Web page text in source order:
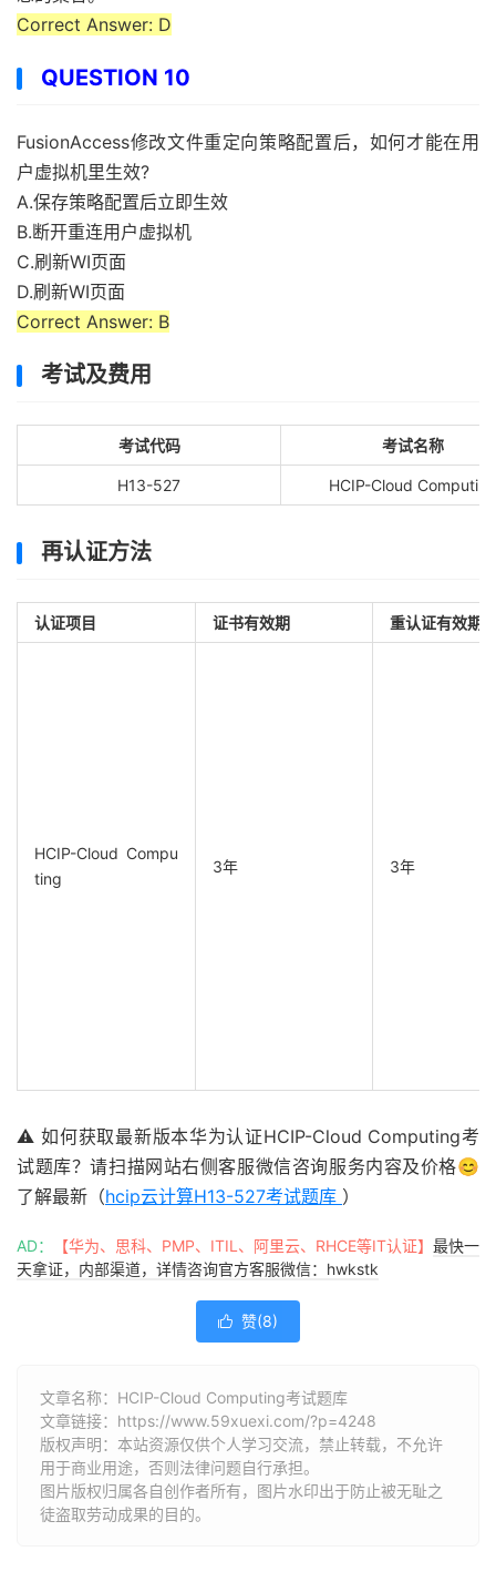
Correct Answer: D
QUESTION 10
FusionAccess修改文件重定向策略配置后，如何才能在用
户虚拟机里生效?
A.保存策略配置后立即生效
B.断开重连用户虚拟机
C.刷新WI页面
D.刷新WI页面
Correct Answer: B
考试及费用
考试代码 考试名称
H13-527 HCIP-Cloud Computing
再认证方法
认证项目 证书有效期 重认证有效期
HCIP-Cloud Compu
ting
3年 3年
⚠️ 如何获取最新版本华为认证HCIP-Cloud Computing考
试题库？请扫描网站右侧客服微信咨询服务内容及价格😊
了解最新（hcip云计算H13-527考试题库 ）
AD： 【华为、思科、PMP、ITIL、阿里云、RHCE等IT认证】 最快一
天拿证，内部渠道，详情咨询官方客服微信：hwkstk
 赞(8)
文章名称：HCIP-Cloud Computing考试题库
文章链接： https://www.59xuexi.com/?p=4248
版权声明：本站资源仅供个人学习交流，禁止转载，不允许
用于商业用途，否则法律问题自行承担。
图片版权归属各自创作者所有，图片水印出于防止被无耻之
徒盗取劳动成果的目的。